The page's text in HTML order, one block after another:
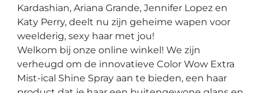
Kardashian, Ariana Grande, Jennifer Lopez en
Katy Perry, deelt nu zijn geheime wapen voor
weelderig, sexy haar met jou!
Welkom bij onze online winkel! We zijn
verheugd om de innovatieve Color Wow Extra
Mist-ical Shine Spray aan te bieden, een haar